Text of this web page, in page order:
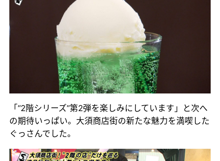
「“2階シリーズ”第2弾を楽しみにしています」と次へ
の期待いっぱい。大須商店街の新たな魅力を満喫した
ぐっさんでした。